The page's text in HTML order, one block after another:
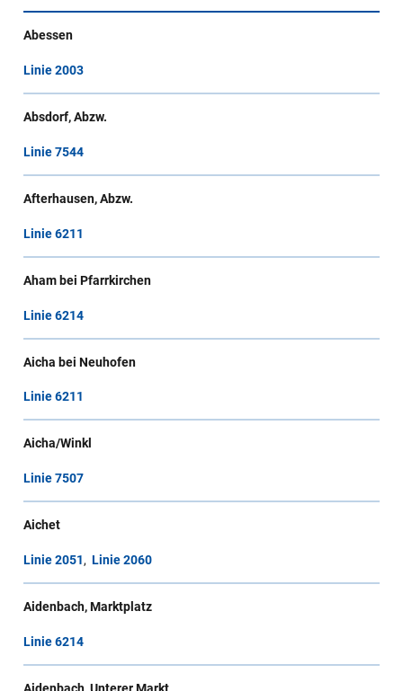
Abessen
Linie 2003
Absdorf, Abzw.
Linie 7544
Afterhausen, Abzw.
Linie 6211
Aham bei Pfarrkirchen
Linie 6214
Aicha bei Neuhofen
Linie 6211
Aicha/Winkl
Linie 7507
Aichet
Linie 2051,Linie 2060
Aidenbach, Marktplatz
Linie 6214
Aidenbach, Unterer Markt